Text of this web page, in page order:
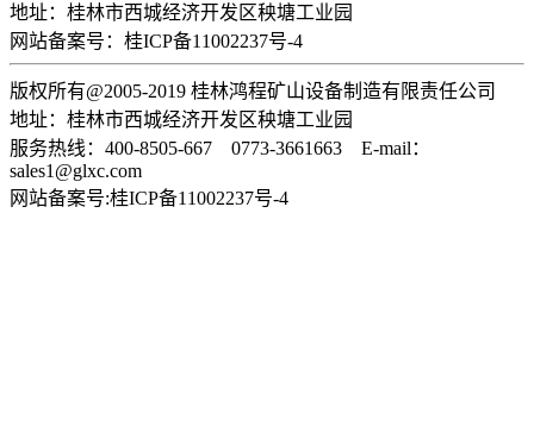
地址：桂林市西城经济开发区秧塘工业园
网站备案号：桂ICP备11002237号-4
版权所有@2005-2019 桂林鸿程矿山设备制造有限责任公司
地址：桂林市西城经济开发区秧塘工业园
服务热线：400-8505-667 0773-3661663 E-mail：
sales1@glxc.com
网站备案号:桂ICP备11002237号-4